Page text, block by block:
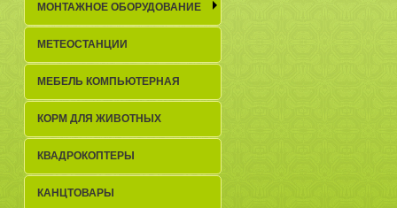
МОНТАЖНОЕ ОБОРУДОВАНИЕ
МЕТЕОСТАНЦИИ
МЕБЕЛЬ КОМПЬЮТЕРНАЯ
КОРМ ДЛЯ ЖИВОТНЫХ
КВАДРОКОПТЕРЫ
КАНЦТОВАРЫ